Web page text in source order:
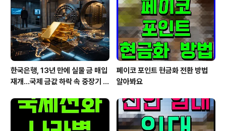
한국은행, 13년 만에 실물 금 매입
재개…국제 금값 하락 속 중장기 대
페이코 포인트 현금화 전환 방법
알아봐요